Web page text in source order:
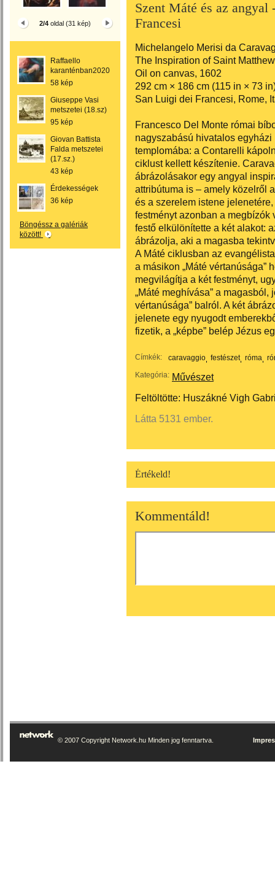
2/4 oldal (31 kép)
Raffaello
karanténban2020
58 kép
Giuseppe Vasi
metszetei (18.sz)
95 kép
Giovan Battista
Falda metszetei
(17.sz.)
43 kép
Érdekességek
36 kép
Böngéssz a galériák
között!
Szent Máté és az
Francesi
Michelangelo Merisi da
The Inspiration of Saint Matthew
Oil on canvas, 1602
292 cm × 186 cm (115 in × 73
San Luigi dei Francesi, Rome,
Francesco Del Monte római
nagyszabású hivatalos
templomába: a Contarelli
ciklust kellett készítenie.
ábrázolásakor egy angyal
attribútuma is – amely közelről
és a szerelem istene
festményt azonban a megbízók
festő elkülönítette a két alakot:
ábrázolja, aki a magasba
A Máté ciklusban az
a másikon „Máté vértanúsága”
megvilágítja a két festményt,
„Máté meghívása” a magasból,
vértanúsága” balról. A két
jelenete egy nyugodt
fizetik, a „képbe” belép Jézus
Címkék: caravaggio festészet róma
Kategória: Művészet
Feltöltötte: Huszákné Vigh
Látta 5131 ember.
Értékeld!
Kommentáld!
© 2007 Copyright Network.hu Minden jog fenntartva.